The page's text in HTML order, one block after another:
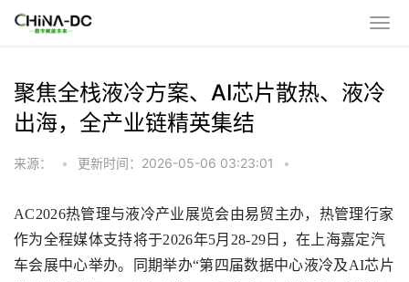
聚焦全栈液冷方案、AI芯片散热、液冷
出海，全产业链精英集结
来源： • 更新时间：2026-05-06 03:23:01 •
AC2026热管理与液冷产业展览会由易贸主办，热管理行家
作为全程媒体支持将于2026年5月 28-29 日，在上海嘉定汽
车会展中心举办。同期举办“第四届数据中心液冷及AI芯片